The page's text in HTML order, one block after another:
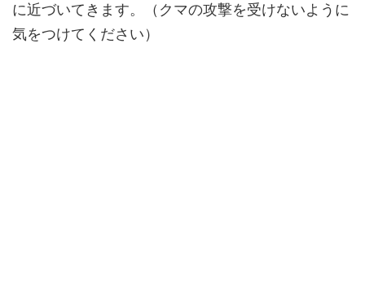
に近づいてきます。（クマの攻撃を受けないように
気をつけてください）